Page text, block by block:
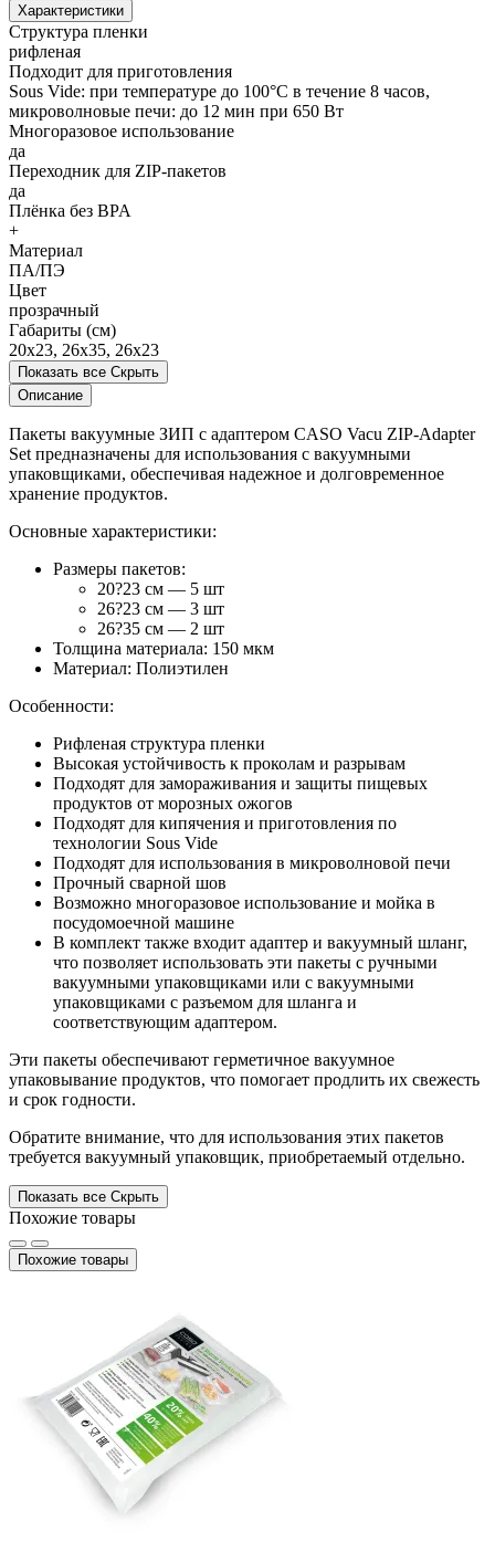
Характеристики
Структура пленки
рифленая
Подходит для приготовления
Sous Vide: при температуре до 100°C в течение 8 часов,
микроволновые печи: до 12 мин при 650 Вт
Многоразовое использование
да
Переходник для ZIP-пакетов
да
Плёнка без BPA
+
Материал
ПА/ПЭ
Цвет
прозрачный
Габариты (см)
20x23, 26x35, 26x23
Показать все Скрыть
Описание
Пакеты вакуумные ЗИП с адаптером CASO Vacu ZIP-Adapter
Set предназначены для использования с вакуумными
упаковщиками, обеспечивая надежное и долговременное
хранение продуктов.
Основные характеристики:
Размеры пакетов:
20?23 см — 5 шт
26?23 см — 3 шт
26?35 см — 2 шт
Толщина материала: 150 мкм
Материал: Полиэтилен
Особенности:
Рифленая структура пленки
Высокая устойчивость к проколам и разрывам
Подходят для замораживания и защиты пищевых
продуктов от морозных ожогов
Подходят для кипячения и приготовления по
технологии Sous Vide
Подходят для использования в микроволновой печи
Прочный сварной шов
Возможно многоразовое использование и мойка в
посудомоечной машине
В комплект также входит адаптер и вакуумный шланг,
что позволяет использовать эти пакеты с ручными
вакуумными упаковщиками или с вакуумными
упаковщиками с разъемом для шланга и
соответствующим адаптером.
Эти пакеты обеспечивают герметичное вакуумное
упаковывание продуктов, что помогает продлить их свежесть
и срок годности.
Обратите внимание, что для использования этих пакетов
требуется вакуумный упаковщик, приобретаемый отдельно.
Показать все Скрыть
Похожие товары
Похожие товары